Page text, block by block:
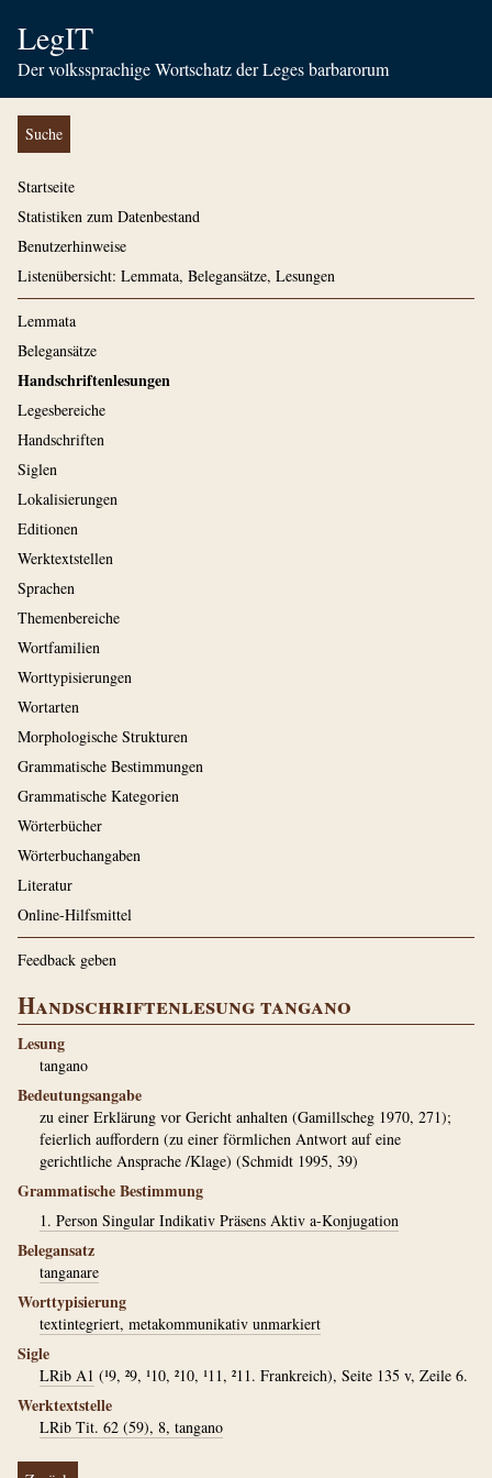
LegIT
Der volkssprachige Wortschatz der Leges barbarorum
Suche
Startseite
Statistiken zum Datenbestand
Benutzerhinweise
Listenübersicht: Lemmata, Belegansätze, Lesungen
Lemmata
Belegansätze
Handschriftenlesungen
Legesbereiche
Handschriften
Siglen
Lokalisierungen
Editionen
Werktextstellen
Sprachen
Themenbereiche
Wortfamilien
Worttypisierungen
Wortarten
Morphologische Strukturen
Grammatische Bestimmungen
Grammatische Kategorien
Wörterbücher
Wörterbuchangaben
Literatur
Online-Hilfsmittel
Feedback geben
Handschriftenlesung tangano
Lesung
tangano
Bedeutungsangabe
zu einer Erklärung vor Gericht anhalten (Gamillscheg 1970, 271);
feierlich auffordern (zu einer förmlichen Antwort auf eine
gerichtliche Ansprache /Klage) (Schmidt 1995, 39)
Grammatische Bestimmung
1. Person Singular Indikativ Präsens Aktiv a-Konjugation
Belegansatz
tanganare
Worttypisierung
textintegriert, metakommunikativ unmarkiert
Sigle
LRib A1 (¹9, ²9, ¹10, ²10, ¹11, ²11. Frankreich), Seite 135 v, Zeile 6.
Werktextstelle
LRib Tit. 62 (59), 8, tangano